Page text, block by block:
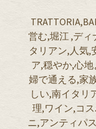
営む,堀江 ,ディ
タリアン,人気,
ア,穏やか,心
婦で通える,家
しい,南イタリ
理,ワイン,コ
ニ,アンティパ